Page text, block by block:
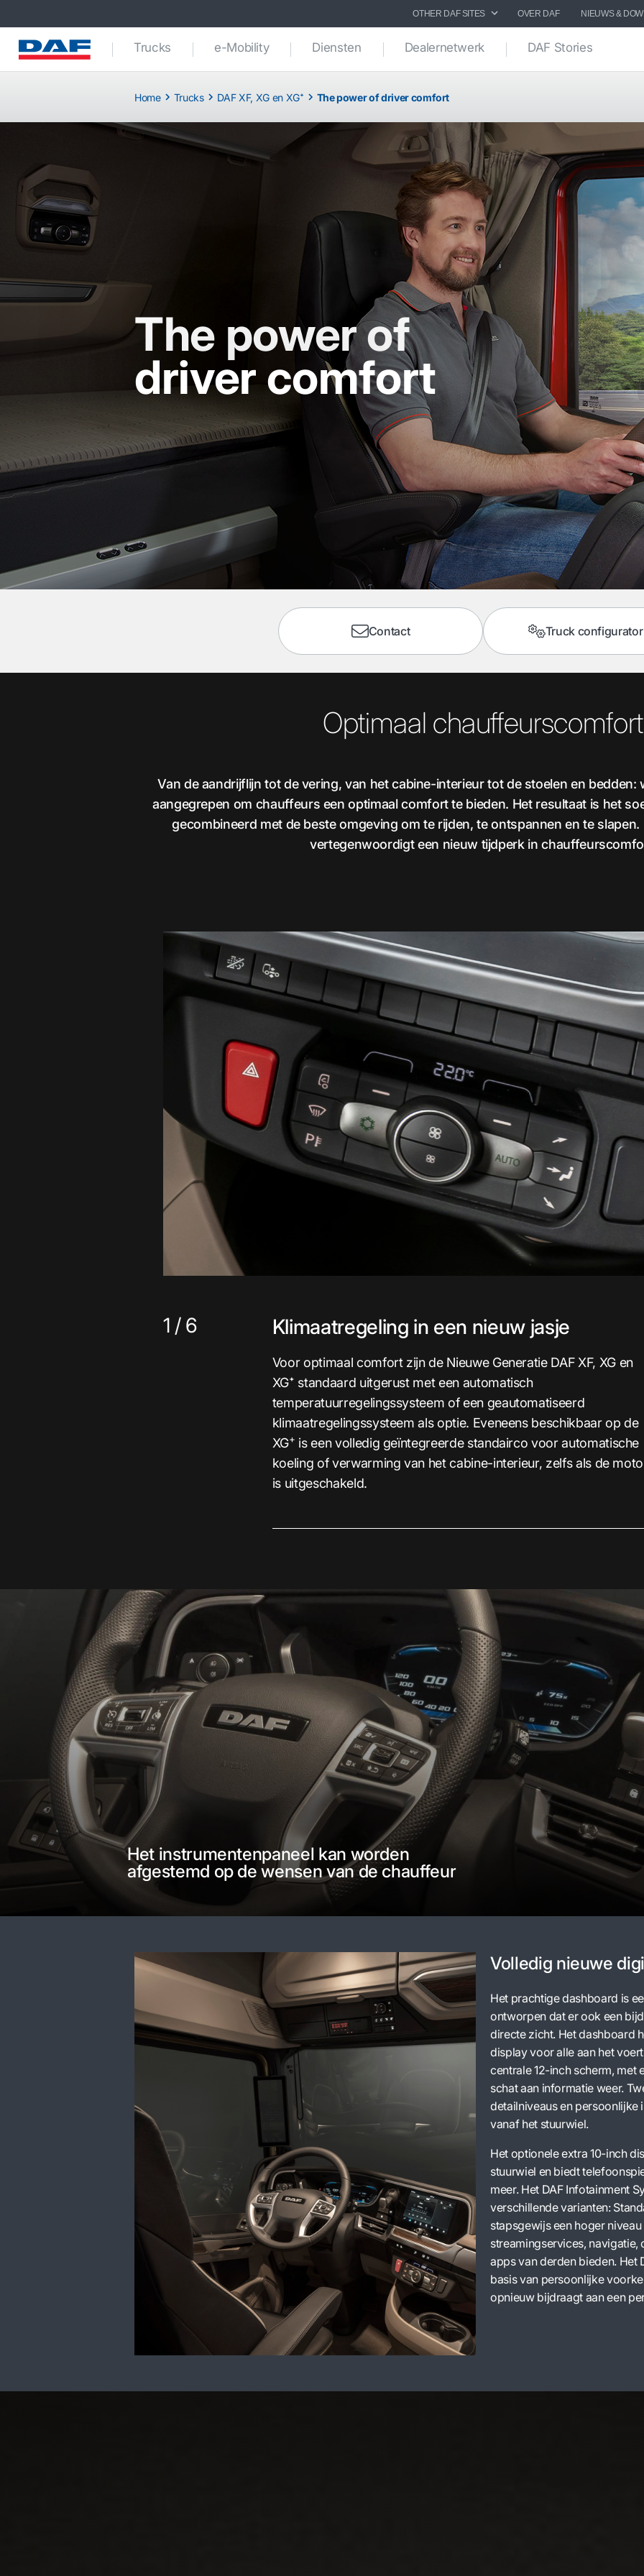
OTHER DAF SITES OVER DAF NIEUWS &
Trucks e-Mobility Diensten Dealernetwerk DAF Stories
Home Trucks DAF XF, XG en XG⁺ The power of driver comfort
The power of
driver comfort
Contact Truck configurator
Optimaal chauffeurscomfort
Van de aandrijflijn tot de vering, van het cabine-interieur tot de stoelen en bedden:
aangegrepen om chauffeurs een optimaal comfort te bieden. Het resultaat is het
gecombineerd met de beste omgeving om te rijden, te ontspannen en te slapen.
vertegenwoordigt een nieuw tijdperk in
Klimaatregeling in een nieuw jasje
Voor optimaal comfort zijn de Nieuwe Generatie DAF XF, XG en
XG⁺ standaard uitgerust met een automatisch
temperatuurregelingssysteem of een geautomatiseerd
klimaatregelingssysteem als optie. Eveneens beschikbaar op de
XG+ is een volledig geïntegreerde standairco voor automatische
koeling of verwarming van het cabine-interieur, zelfs als de
is uitgeschakeld.
1 / 6
Het instrumentenpaneel kan worden
afgestemd op de wensen van de chauffeur
Volledig nieuwe
Het prachtige dashboard is
ontworpen dat er ook een
directe zicht. Het dashboard
display voor alle aan het
centrale 12-inch scherm, met
schat aan informatie weer.
detailniveaus en persoonlijke
vanaf het stuurwiel.
Het optionele extra 10-inch
stuurwiel en biedt
meer. Het DAF Infotainment
verschillende varianten:
stapsgewijs een hoger
streamingservices, navigatie,
apps van derden bieden. Het
basis van persoonlijke
opnieuw bijdraagt aan een